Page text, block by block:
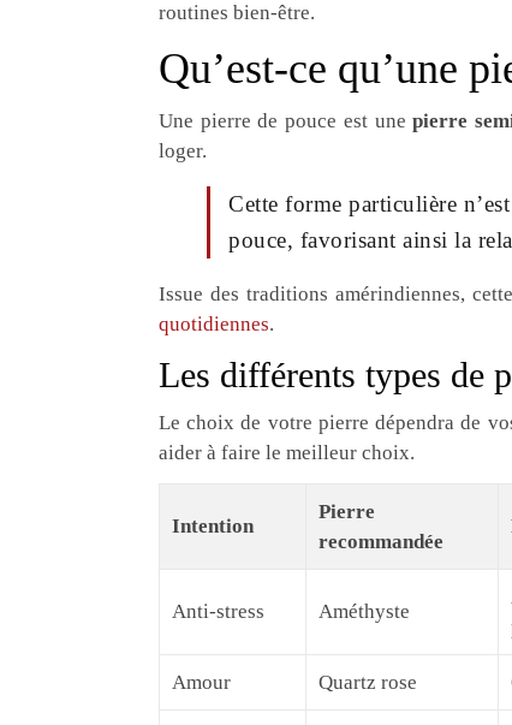
routines bien-être.
Qu’est-ce qu’une
Une pierre de pouce est unepierre
loger.
Cette forme particulière
pouce, favorisant ainsi la
Issue des traditions amérindiennes,
quotidiennes.
Les différents types de
Le choix de votre pierre dépendra de
aider à faire le meilleur choix.
Intention
Pierre
recommandée
Anti-stress Améthyste
Amour Quartz rose